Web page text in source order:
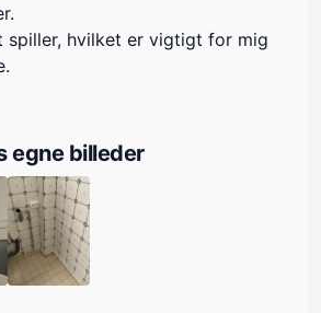
spiller, hvilket er vigtigt for mig
egne billeder